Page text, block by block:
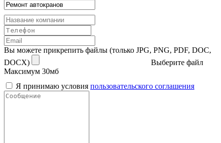
Вы можете прикрепить файлы (только JPG, PNG, PDF, DOC,
DOCX)
Выберите файл
Максимум 30мб
Я принимаю условия пользовательского соглашения